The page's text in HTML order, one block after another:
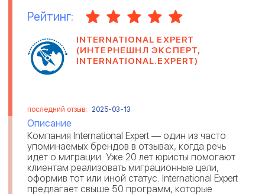
Рейтинг:
INTERNATIONAL EXPERT
(ИНТЕРНЕШНЛ ЭКСПЕРТ,
INTERNATIONAL.EXPERT)
последний отзыв: 2025-03-13
Описание
Компания International Expert — один из часто
упоминаемых брендов в отзывах, когда речь
идет о миграции. Уже 20 лет юристы помогают
клиентам реализовать миграционные цели,
оформив тот или иной статус. International Expert
предлагает свыше 50 программ, которые